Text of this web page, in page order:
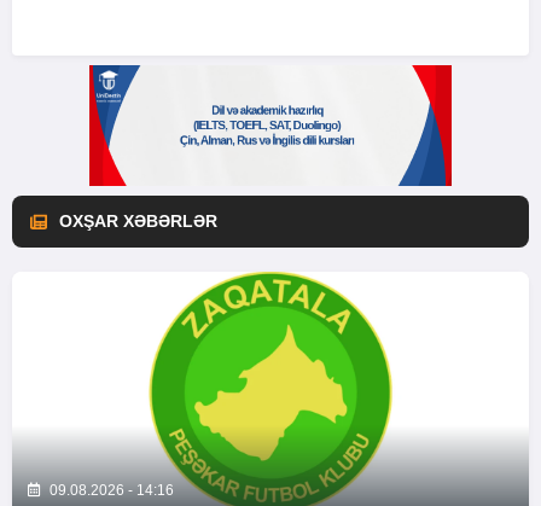
OXŞAR XƏBƏRLƏR
09.08.2026 - 14:16